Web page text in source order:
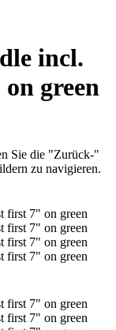
incl.
green
Sie die "Zurück-"
zu navigieren.